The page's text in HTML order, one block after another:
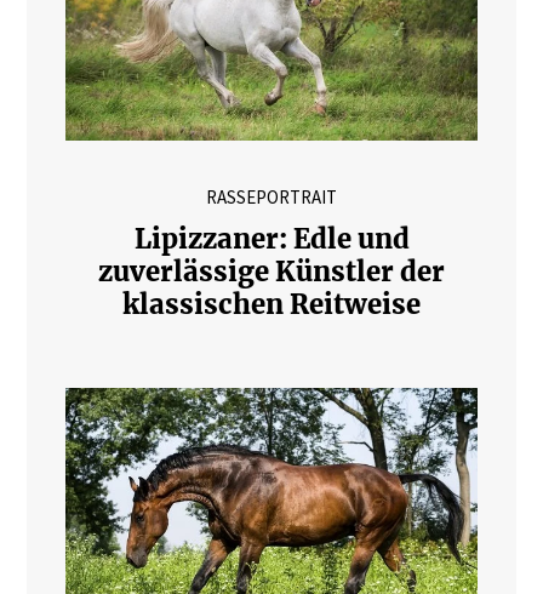
RASSEPORTRAIT
Lipizzaner: Edle und
zuverlässige Künstler der
klassischen Reitweise